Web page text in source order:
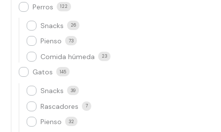
Perros 122
Snacks 26
Pienso 73
Comida húmeda 23
Gatos 145
Snacks 39
Rascadores 7
Pienso 32